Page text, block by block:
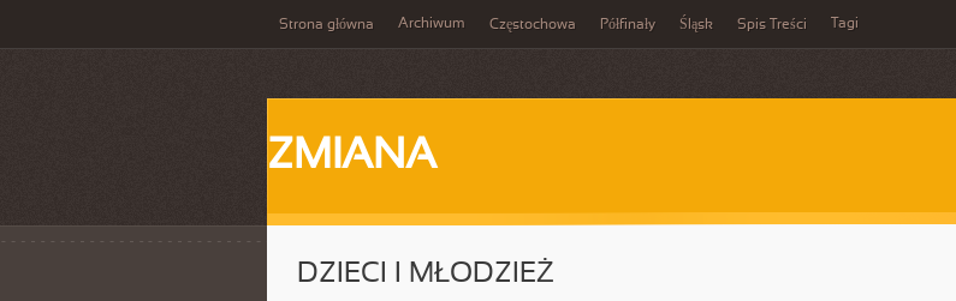
Strona główna Archiwum Częstochowa Półfinały Śląsk Spis Treści Tagi
ZMIANA
DZIECI I MŁODZIEŻ